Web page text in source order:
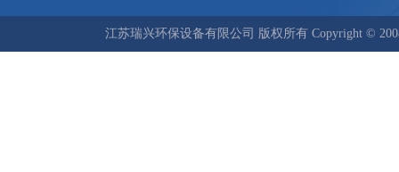
江苏瑞兴环保设备有限公司 版权所有 Copyright ©